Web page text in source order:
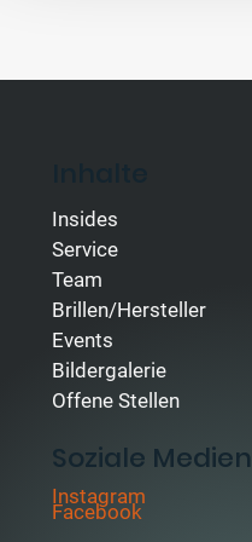
Insides
Service
Team
Brillen/Hersteller
Events
Bildergalerie
Offene Stellen
Soziale Medien
Instagram
Facebook